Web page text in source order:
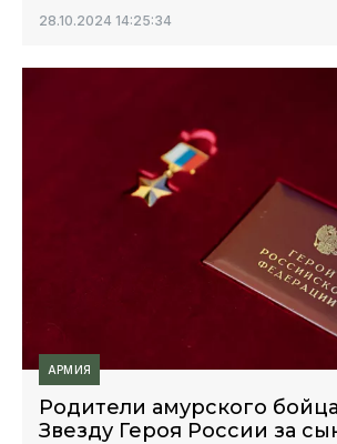
28.10.2024 14:25:34
АРМИЯ
Родители амурского
Звезду Героя России за